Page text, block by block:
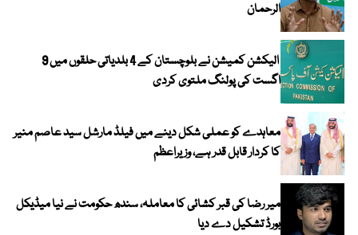
الرحمان
الیکشن کمیشن نے بلوچستان کے 4 بلدیاتی حلقوں میں 9
اگست کی پولنگ ملتوی کردی
معاہدے کو عملی شکل دینے میں فیلڈ مارشل سید عاصم منیر
کا کردار قابل قدر ہے، وزیراعظم
میر رضا کی قبر کشائی کا معاملہ، سندھ حکومت نے نیا میڈیکل
بورڈ تشکیل دے دیا